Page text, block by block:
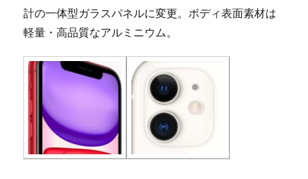
計の一体型ガラスパネルに変更。ボディ表面素材は
軽量・高品質なアルミニウム。